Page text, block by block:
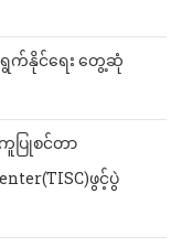
ရွက်နိုင်ရေး တွေ့ဆုံ
ပြုစင်တာ
ဖွင့်ပွဲ